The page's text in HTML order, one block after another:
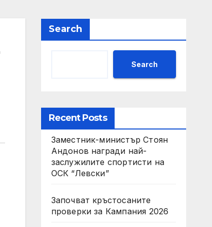
Search
Search
Recent Posts
Заместник-министър Стоян
Андонов награди най-
заслужилите спортисти на
ОСК “Левски”
Започват кръстосаните
проверки за Кампания 2026